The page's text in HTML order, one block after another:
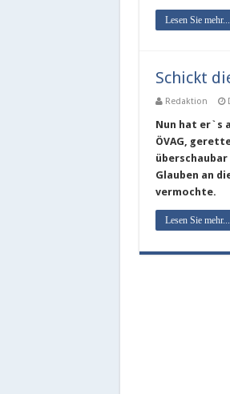
Lesen Sie mehr...
Schickt
Redaktion
Nun hat er`s
ÖVAG,
Glauben an
vermochte.
Lesen Sie mehr...